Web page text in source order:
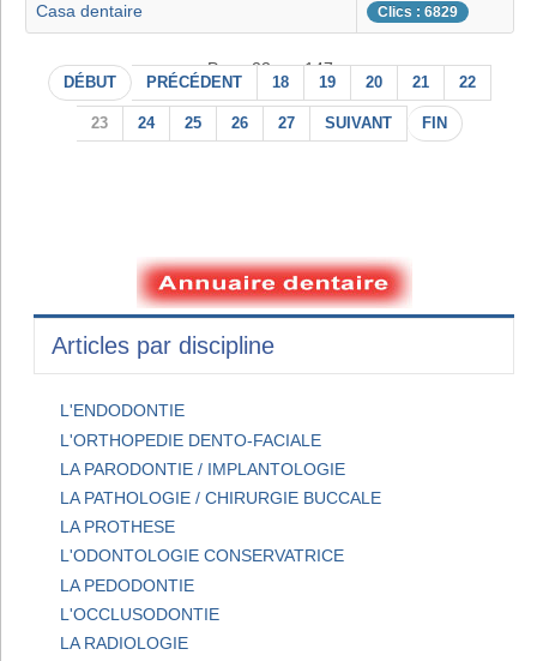
Casa dentaire Clics : 6829
Page 23 sur 147
DÉBUT PRÉCÉDENT 18 19 20 21 22
23 24 25 26 27 SUIVANT FIN
Articles par discipline
L'ENDODONTIE
L'ORTHOPEDIE DENTO-FACIALE
LA PARODONTIE / IMPLANTOLOGIE
LA PATHOLOGIE / CHIRURGIE BUCCALE
LA PROTHESE
L'ODONTOLOGIE CONSERVATRICE
LA PEDODONTIE
L'OCCLUSODONTIE
LA RADIOLOGIE